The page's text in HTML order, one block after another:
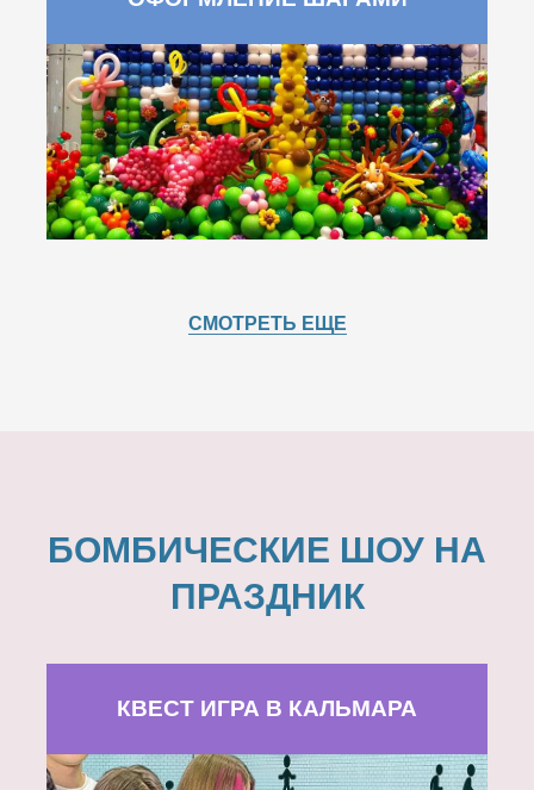
СМОТРЕТЬ ЕЩЕ
БОМБИЧЕСКИЕ ШОУ НА
ПРАЗДНИК
КВЕСТ ИГРА В КАЛЬМАРА